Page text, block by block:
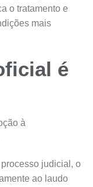
o tratamento e
mais
é
à
judicial, o
ao laudo